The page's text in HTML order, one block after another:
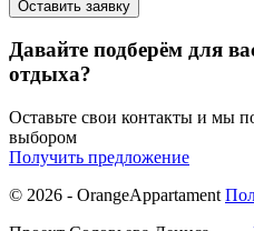
Давайте подберём для
отдыха?
Оставьте свои контакты и мы
выбором
Получить предложение
© 2026 - OrangeAppartament